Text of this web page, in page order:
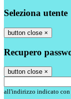
Seleziona utente
button close ×
Recupero
button close ×
all'indirizzo indicato con